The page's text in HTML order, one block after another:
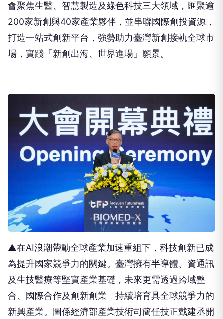
會聚焦生醫、智慧製造及綠色科技三大領域，匯聚逾
200家新創與40家產業夥伴，並串聯國際創投資源，
打造一站式創新平台，強勢助力臺灣新創接軌全球市
場，實踐「新創出海、世界進場」願景。
▲在AI浪潮帶動全球產業加速重組下，科技創新已成
為提升國家競爭力的關鍵。臺灣擁有半導體、資通訊
及生技醫療等堅實產業基礎，未來更需透過跨域整
合、國際合作及創新創業，持續培育具全球競爭力的
新興產業。圖係經濟部產業技術司簡任技正戴建丞開